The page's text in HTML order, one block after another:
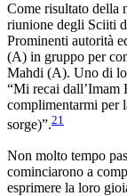
Come risultato della
riunione degli Sciiti
Prominenti autorità
(A) in gruppo per
Mahdi (A). Uno di
“Mi recai dall’Imam
complimentarmi per
sorge)”.21
Non molto tempo
cominciarono a
esprimere la loro